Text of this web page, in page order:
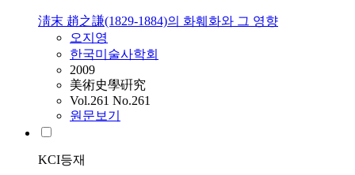
淸末 趙之謙(1829-1884)의 화훼화와 그 영향
오지영
한국미술사학회
2009
美術史學硏究
Vol.261 No.261
원문보기
KCI등재